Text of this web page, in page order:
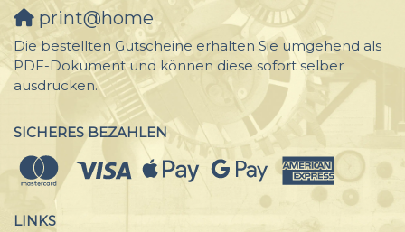
print@home
Die bestellten Gutscheine erhalten Sie umgehend als
PDF-Dokument und können diese sofort selber
ausdrucken.
SICHERES BEZAHLEN
LINKS